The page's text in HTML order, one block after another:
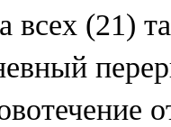
всех (21)